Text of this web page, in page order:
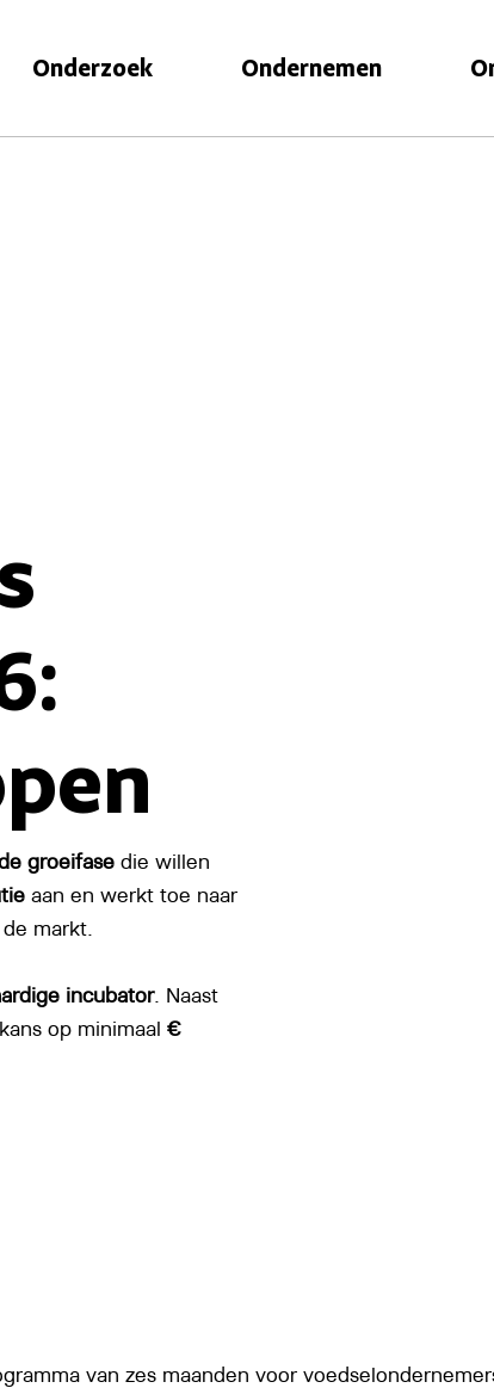
Onderzoek Ondernemen
groeifase die willen
aan en werkt toe naar
markt.
incubator. Naast
op minimaal €
van zes maanden voor